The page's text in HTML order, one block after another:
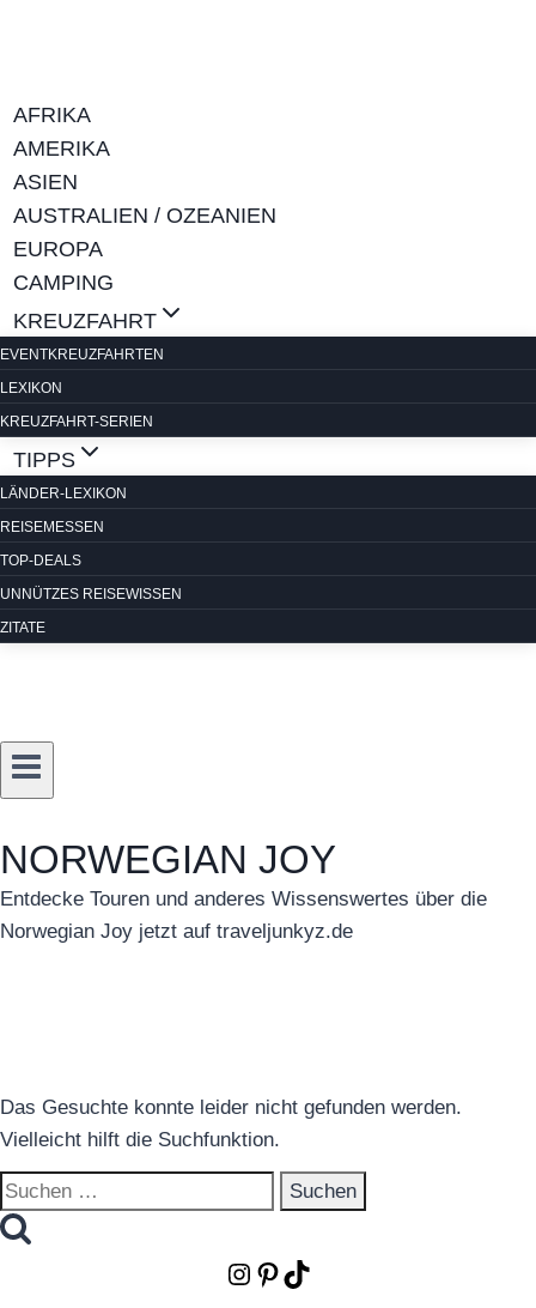
AFRIKA
AMERIKA
ASIEN
AUSTRALIEN / OZEANIEN
EUROPA
CAMPING
KREUZFAHRT
EVENTKREUZFAHRTEN
LEXIKON
KREUZFAHRT-SERIEN
TIPPS
LÄNDER-LEXIKON
REISEMESSEN
TOP-DEALS
UNNÜTZES REISEWISSEN
ZITATE
NORWEGIAN JOY
Entdecke Touren und anderes Wissenswertes über die
Norwegian Joy jetzt auf traveljunkyz.de
Das Gesuchte konnte leider nicht gefunden werden.
Vielleicht hilft die Suchfunktion.
Suchen
nach:
Instagram
Pinterest
TikTok